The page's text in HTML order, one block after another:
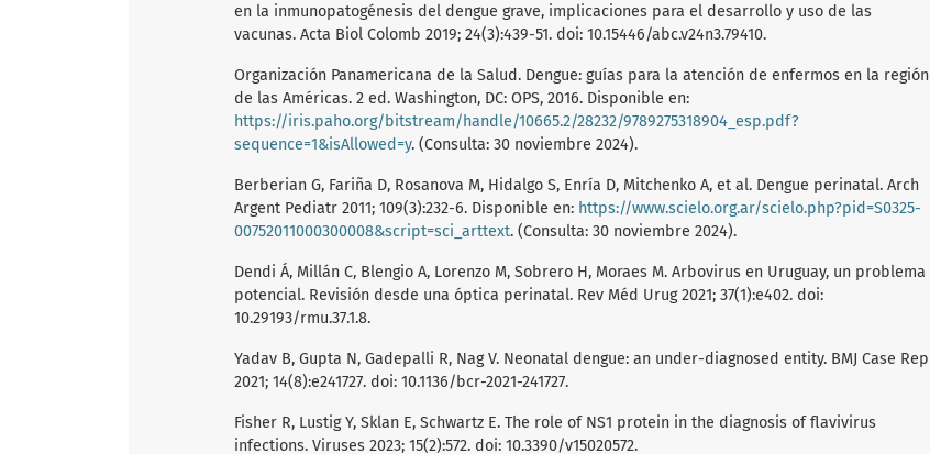
en la inmunopatogénesis del dengue grave, implicaciones para el desarrollo y uso de las
vacunas. Acta Biol Colomb 2019; 24(3):439-51. doi: 10.15446/abc.v24n3.79410.
Organización Panamericana de la Salud. Dengue: guías para la atención de enfermos en la región
de las Américas. 2 ed. Washington, DC: OPS, 2016. Disponible en:
https://iris.paho.org/bitstream/handle/10665.2/28232/9789275318904_esp.pdf?
sequence=1&isAllowed=y. (Consulta: 30 noviembre 2024).
Berberian G, Fariña D, Rosanova M, Hidalgo S, Enría D, Mitchenko A, et al. Dengue perinatal. Arch
Argent Pediatr 2011; 109(3):232-6. Disponible en: https://www.scielo.org.ar/scielo.php?pid=S0325-
00752011000300008&script=sci_arttext. (Consulta: 30 noviembre 2024).
Dendi Á, Millán C, Blengio A, Lorenzo M, Sobrero H, Moraes M. Arbovirus en Uruguay, un problema
potencial. Revisión desde una óptica perinatal. Rev Méd Urug 2021; 37(1):e402. doi:
10.29193/rmu.37.1.8.
Yadav B, Gupta N, Gadepalli R, Nag V. Neonatal dengue: an under-diagnosed entity. BMJ Case Rep
2021; 14(8):e241727. doi: 10.1136/bcr-2021-241727.
Fisher R, Lustig Y, Sklan E, Schwartz E. The role of NS1 protein in the diagnosis of flavivirus
infections. Viruses 2023; 15(2):572. doi: 10.3390/v15020572.